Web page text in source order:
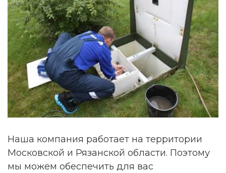
Наша компания работает на территории
Московской и Рязанской области. Поэтому
мы можем обеспечить для вас